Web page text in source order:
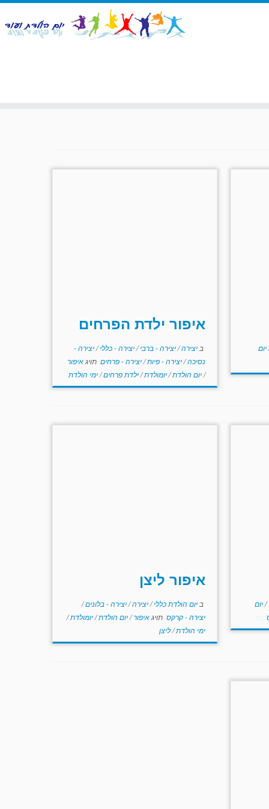
יום
איפור ילדת הפרחים
ב יצירה/יצירה - ברבי/יצירה - כללי/יצירה -
נסיכה/יצירה - פיות/יצירה - פרחים תויגאיפור
/יום הולדת/יומולדת/ילדת פרחים/ימי הולדת
/יום
איפור ליצן
ב יום הולדת כללי/יצירה/יצירה - בלונים/
יצירה - קרקס תויגאיפור/יום הולדת/יומולדת/
ימי הולדת/ליצן